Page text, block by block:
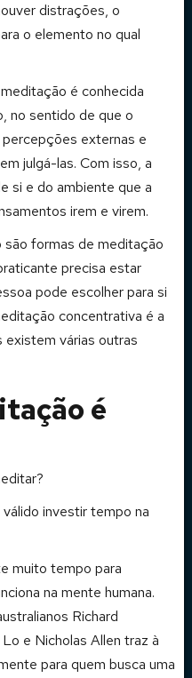
distrações, o
o elemento no qual
é conhecida
no sentido de que o
externas e
julgá-las. Com isso, a
si e do ambiente que a
irem e virem.
formas de meditação
precisa estar
pode escolher para si
concentrativa é a
existem várias outras
é
investir tempo na
muito tempo para
na mente humana.
Richard
e Nicholas Allen traz à
para quem busca uma